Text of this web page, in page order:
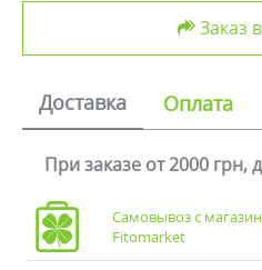
Заказ
Доставка Оплата
При заказе от 2000 грн,
Самовывоз с
Fitomarket